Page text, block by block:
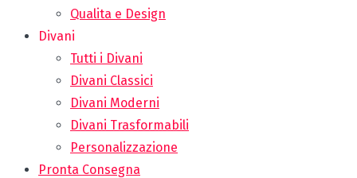
Qualita e Design
Divani
Tutti i Divani
Divani Classici
Divani Moderni
Divani Trasformabili
Personalizzazione
Pronta Consegna